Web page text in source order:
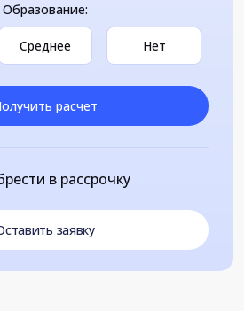
Образование:
Среднее Нет
расчет
в рассрочку
заявку